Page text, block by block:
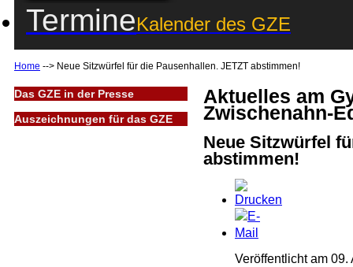
TermineKalender des GZE
Home --> Neue Sitzwürfel für die Pausenhallen. JETZT abstimmen!
Aktuelles am
Zwischenahn-
Neue Sitzwürfel
abstimmen!
Veröffentlicht am 09.
Das GZE in der Presse
Auszeichnungen für das GZE